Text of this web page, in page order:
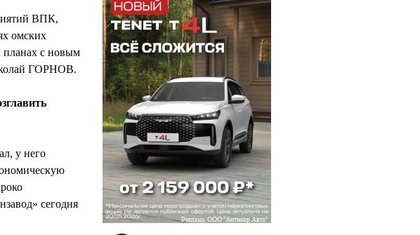
ВПК,
омских
планах с новым
ГОРНОВ.
у него
сегодня